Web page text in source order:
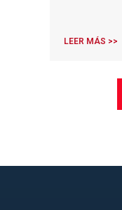
LEER MÁS >>